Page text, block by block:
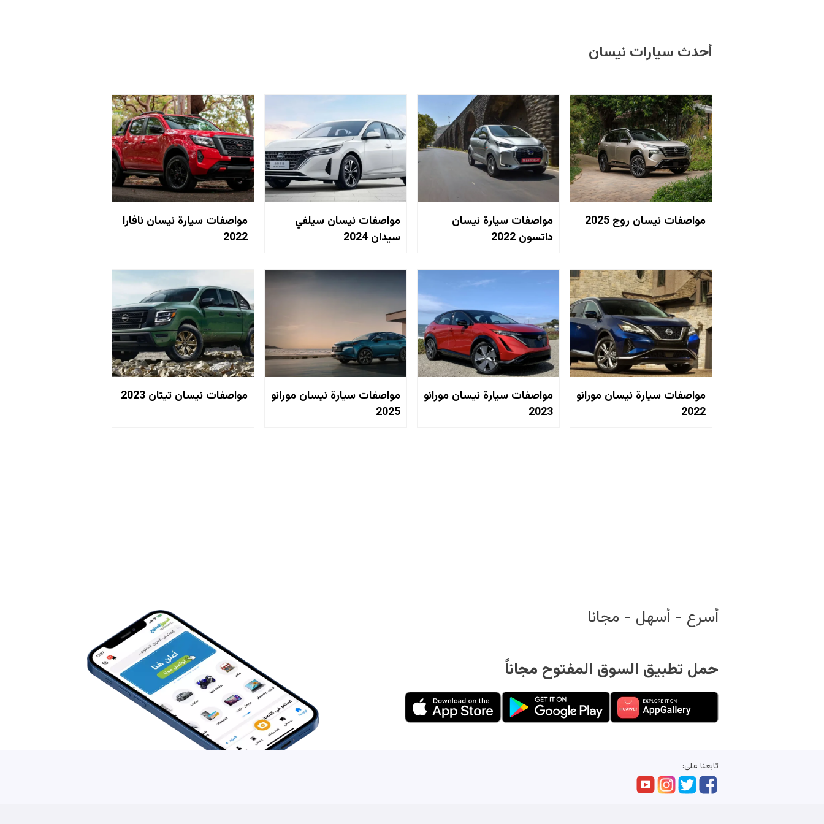
أحدث سيارات نيسان
مواصفات نيسان روج 2025
مواصفات سيارة نيسان
داتسون 2022
مواصفات نيسان سيلفي
سيدان 2024
مواصفات سيارة نيسان نافارا
2022
مواصفات سيارة نيسان مورانو
2022
مواصفات سيارة نيسان مورانو
2023
مواصفات سيارة نيسان مورانو
2025
مواصفات نيسان تيتان 2023
أسرع - أسهل - مجانا
حمل تطبيق السوق المفتوح مجاناً
تابعنا على: